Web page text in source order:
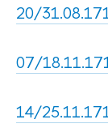
20/
07/
14/